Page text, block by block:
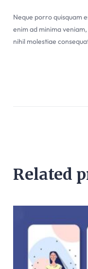
Neque porro quisquam
enim ad minima
nihil molestiae
Related